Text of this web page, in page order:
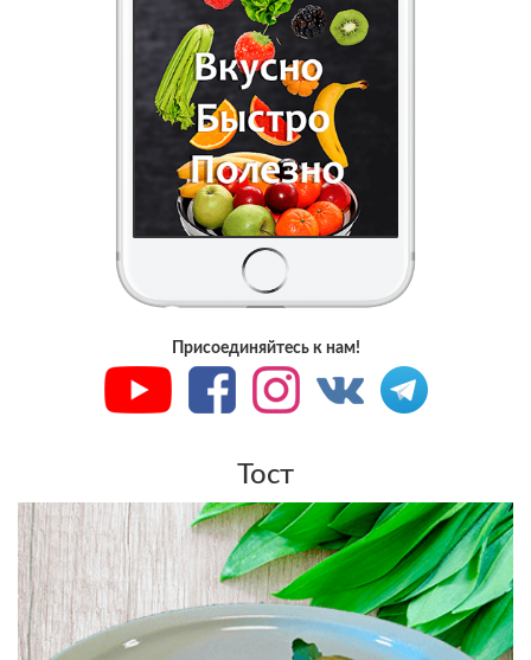
Присоединяйтесь к нам!
Тост